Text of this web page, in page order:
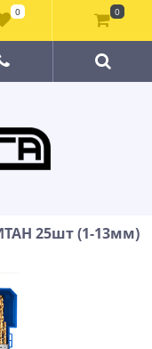
25шт (1-13мм)
0 0